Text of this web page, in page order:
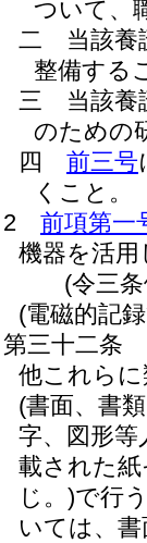
ついて、
二
当該
整備する
三
当該
のための
四
前三号
くこと。
2
前項第一
機器を活
(令三
(電磁的記
第三十二条
他これら
(書面、書
字、図形
載された
じ。)で行
いては、